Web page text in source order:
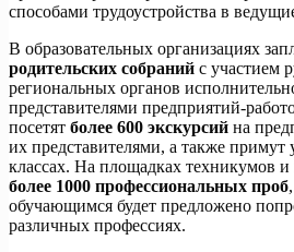
способами трудоустройства в
В образовательных организациях
родительских собраний с участием
региональных органов
представителями предприятий-
посетят более 600 экскурсий на
их представителями, а также примут
классах. На площадках техникумов
более 1000 профессиональных проб
обучающимся будет предложено
различных профессиях.